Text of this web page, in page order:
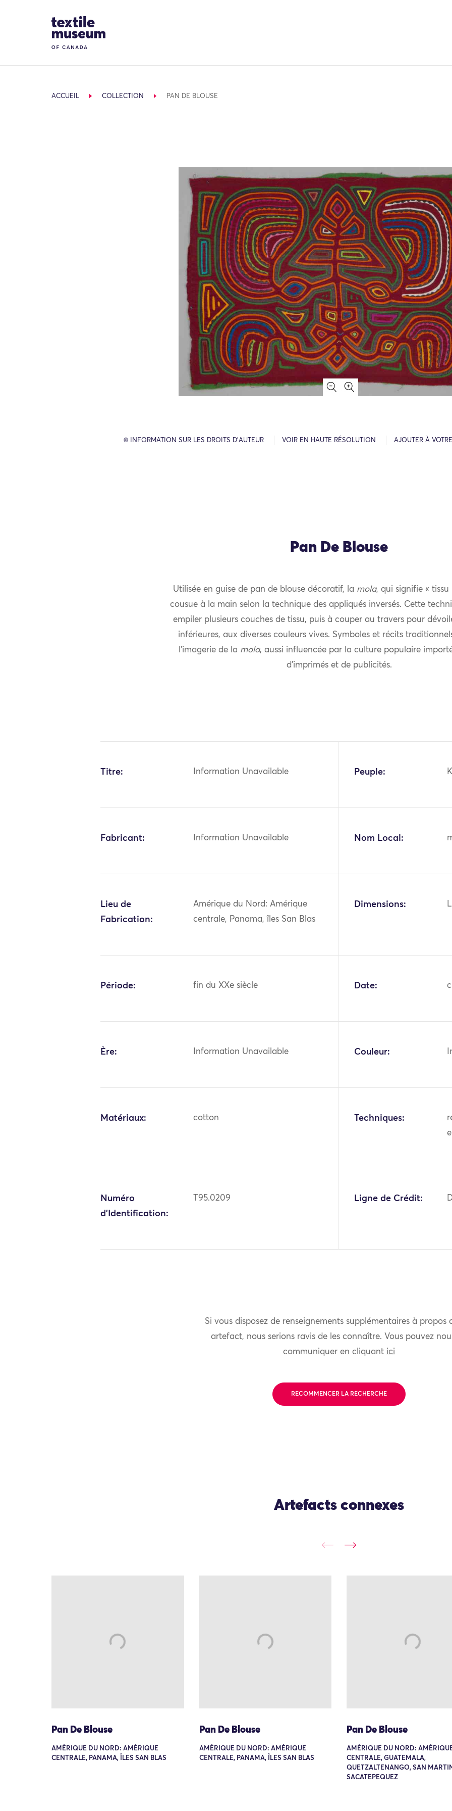
Site Logo
ACCUEIL COLLECTION PAN DE BLOUSE
© INFORMATION SUR LES DROITS D’AUTEUR VOIR EN HAUTE RÉSOLUTION AJOUTER À
Pan De Blouse
Utilisée en guise de pan de blouse décoratif, la mola, qui signifie « tissu
cousue à la main selon la technique des appliqués inversés. Cette
empiler plusieurs couches de tissu, puis à couper au travers pour
inférieures, aux diverses couleurs vives. Symboles et récits
l’imagerie de la mola, aussi influencée par la culture populaire
d’imprimés et de publicités.
Titre: Information Unavailable Peuple:
Fabricant: Information Unavailable Nom Local:
Lieu de
Fabrication:
Amérique du Nord: Amérique
centrale, Panama, îles San Blas
Dimensions:
Période: fin du XXe siècle Date:
Ère: Information Unavailable Couleur:
Matériaux: cotton Techniques:
Numéro
d'Identification:
T95.0209 Ligne de Crédit:
Si vous disposez de renseignements supplémentaires à propos
artefact, nous serions ravis de les connaître. Vous pouvez
communiquer en cliquant ici
RECOMMENCER LA RECHERCHE
Artefacts connexes
Pan De Blouse
AMÉRIQUE DU NORD: AMÉRIQUE
CENTRALE, PANAMA, ÎLES SAN BLAS
Pan De Blouse
AMÉRIQUE DU NORD: AMÉRIQUE
CENTRALE, PANAMA, ÎLES SAN BLAS
Pan De Blouse
AMÉRIQUE DU NORD:
CENTRALE, GUATEMALA,
QUETZALTENANGO, SAN
SACATEPEQUEZ